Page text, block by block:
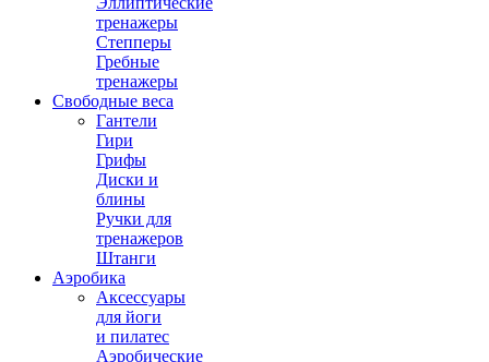
тренажеры
Степперы
Гребные
тренажеры
Свободные веса
Гантели
Гири
Грифы
Диски и
блины
Ручки для
тренажеров
Штанги
Аэробика
Аксессуары
для йоги
и пилатес
Аэробические